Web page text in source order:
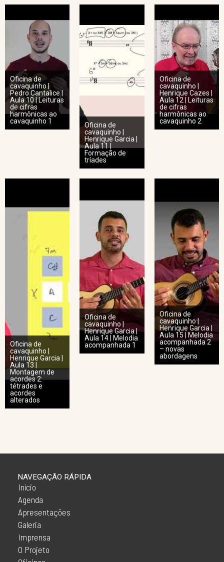
Oficina de
cavaquinho |
Pedro Cantalice |
Aula 10 | Leituras
de cifras
harmônicas ao
cavaquinho 1
Oficina de
cavaquinho |
Henrique Garcia |
Aula 11 |
Formação de
tríades
Oficina de
cavaquinho |
Henrique Cazes |
Aula 12 | Leituras
de cifras
harmônicas ao
cavaquinho 2
Oficina de
cavaquinho |
Henrique Garcia |
Aula 13 |
Montagem de
acordes 2:
tétrades e
acordes
alterados
Oficina de
cavaquinho |
Henrique Garcia |
Aula 14 | Melodia
acompanhada 1
Oficina de
cavaquinho |
Henrique Garcia |
Aula 15 | Melodia
acompanhada 2
– novas
abordagens
Início
Agenda
Apresentações
Galeria
Imprensa
O Projeto
NAVEGAÇÃO RÁPIDA